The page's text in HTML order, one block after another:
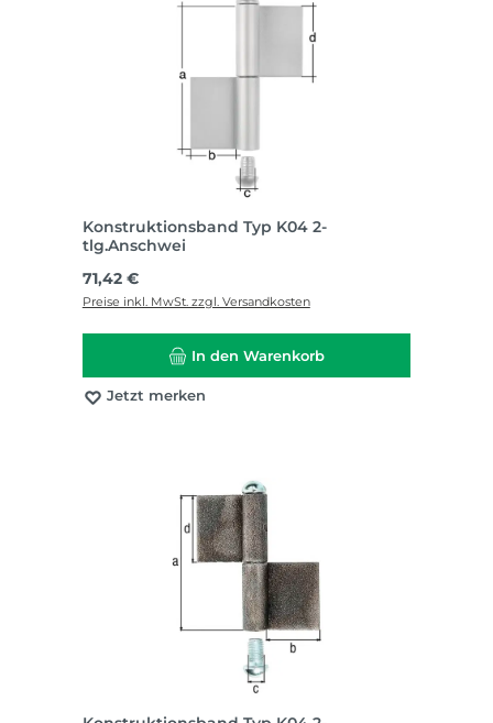
Konstruktionsband Typ K04 2-
tlg.Anschwei
Regulärer Preis:
71,42 €
Preise inkl. MwSt. zzgl. Versandkosten
In den Warenkorb
Jetzt merken